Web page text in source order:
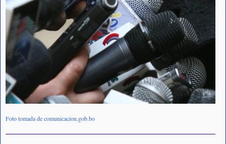
Foto tomada de comunicacion.gob.bo